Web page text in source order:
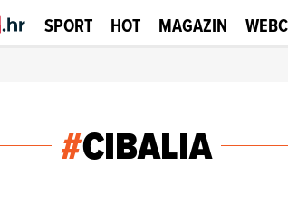
SPORT HOT MAGAZIN
#CIBALIA